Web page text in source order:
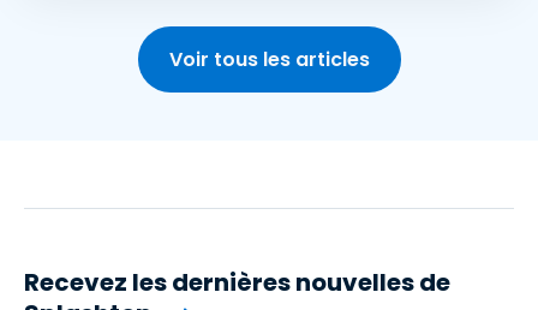
Voir tous les articles
Recevez les dernières nouvelles de